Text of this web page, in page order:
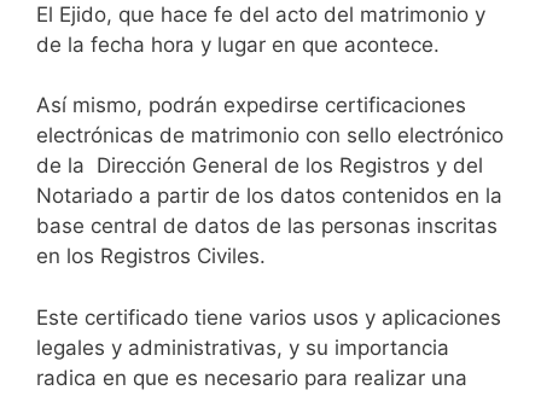
El Ejido, que hace fe del acto del matrimonio y
de la fecha hora y lugar en que acontece.
Así mismo, podrán expedirse certificaciones
electrónicas de matrimonio con sello electrónico
de la Dirección General de los Registros y del
Notariado a partir de los datos contenidos en la
base central de datos de las personas inscritas
en los Registros Civiles.
Este certificado tiene varios usos y aplicaciones
legales y administrativas, y su importancia
radica en que es necesario para realizar una